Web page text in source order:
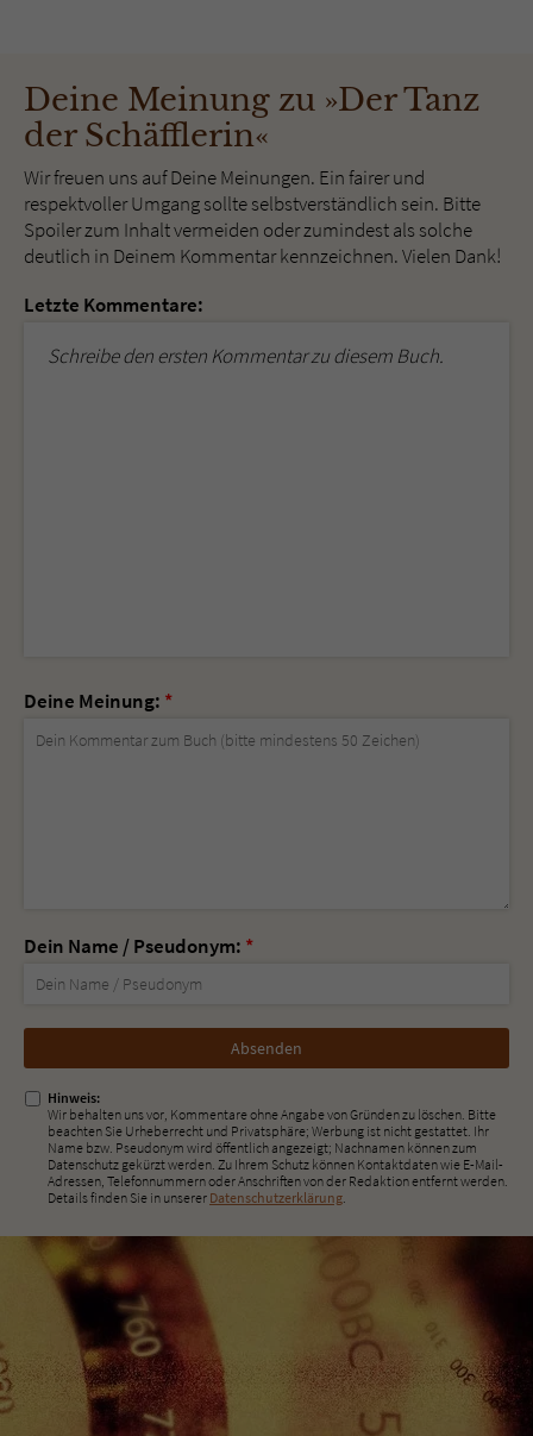
Deine Meinung zu »Der Tanz
der Schäfflerin«
Wir freuen uns auf Deine Meinungen. Ein fairer und
respektvoller Umgang sollte selbstverständlich sein. Bitte
Spoiler zum Inhalt vermeiden oder zumindest als solche
deutlich in Deinem Kommentar kennzeichnen. Vielen Dank!
Letzte Kommentare:
Schreibe den ersten Kommentar zu diesem Buch.
Deine Meinung: *
Dein Name / Pseudonym: *
Nicht
ausfüllen!
Hinweis:
Wir behalten uns vor, Kommentare ohne Angabe von Gründen zu löschen. Bitte
beachten Sie Urheberrecht und Privatsphäre; Werbung ist nicht gestattet. Ihr
Name bzw. Pseudonym wird öffentlich angezeigt; Nachnamen können zum
Datenschutz gekürzt werden. Zu Ihrem Schutz können Kontaktdaten wie E-Mail-
Adressen, Telefonnummern oder Anschriften von der Redaktion entfernt werden.
Details finden Sie in unserer Datenschutzerklärung